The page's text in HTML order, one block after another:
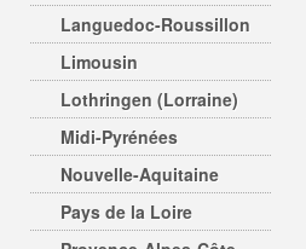
Languedoc-Roussillon
Limousin
Lothringen (Lorraine)
Midi-Pyrénées
Nouvelle-Aquitaine
Pays de la Loire